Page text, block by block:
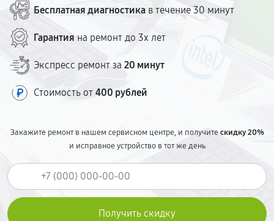
Бесплатная диагностика в течение 30 минут
Гарантия на ремонт до 3х лет
Экспресс ремонт за 20 минут
Стоимость от 400 рублей
Закажите ремонт в нашем сервисном центре, и получитескидку 20%
и исправное устройство в тот же день